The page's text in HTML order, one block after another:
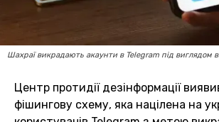
Шахраї викрадають акаунти в Telegram під виглядом
Центр протидії дезінформації
фішингову схему, яка націлена на